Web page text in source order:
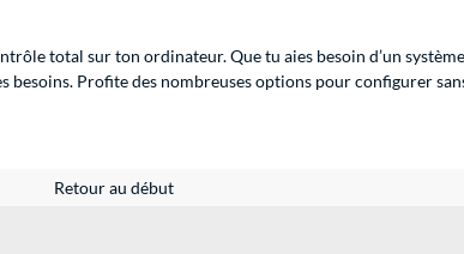
total sur ton ordinateur. Que tu aies besoin d’un
Profite des nombreuses options pour configurer
Retour au début